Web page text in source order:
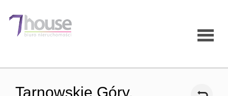
Strona
Tarnowskie Góry,